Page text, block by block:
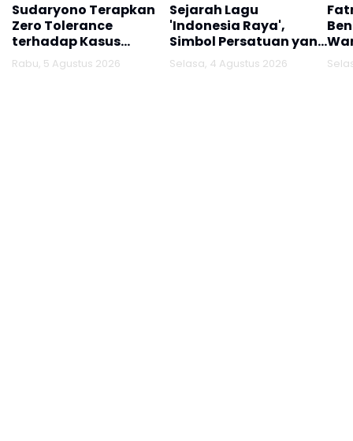
Sudaryono Terapkan
Zero Tolerance
terhadap Kasus
Keracunan Program
MBG
Rabu, 5 Agustus 2026
Sejarah Lagu
'Indonesia Raya',
Simbol Persatuan yang
Lahir Sebelum
Kemerdekaan
Selasa, 4 Agustus 2026